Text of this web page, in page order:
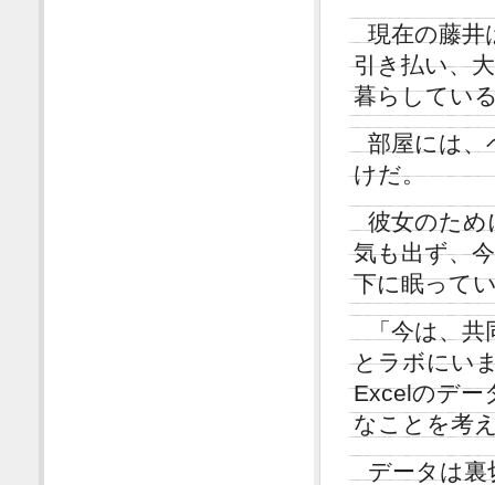
現在の藤井
引き払い、
暮らしてい
部屋には、
けだ。
彼女のため
気も出ず、
下に眠って
「今は、
とラボにい
Excelのデー
なことを考
データは裏